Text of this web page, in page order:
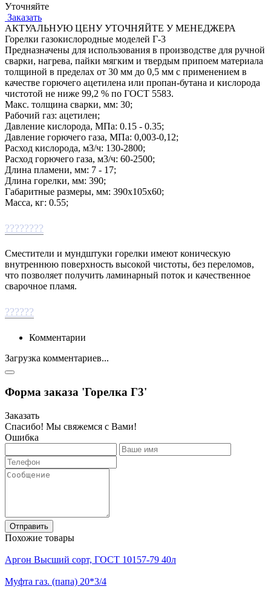
Уточняйте
Заказать
АКТУАЛЬНУЮ ЦЕНУ УТОЧНЯЙТЕ У МЕНЕДЖЕРА
Горелки газокислородные моделей Г-3
Предназначены для использования в производстве для ручной
сварки, нагрева, пайки мягким и твердым припоем материала
толщиной в пределах от 30 мм до 0,5 мм с применением в
качестве горючего ацетилена или пропан-бутана и кислорода
чистотой не ниже 99,2 % по ГОСТ 5583.
Макс. толщина сварки, мм: 30;
Рабочий газ: ацетилен;
Давление кислорода, МПа: 0.15 - 0.35;
Давление горючего газа, МПа: 0,003-0,12;
Расход кислорода, м3/ч: 130-2800;
Расход горючего газа, м3/ч: 60-2500;
Длина пламени, мм: 7 - 17;
Длина горелки, мм: 390;
Габаритные размеры, мм: 390х105х60;
Масса, кг: 0.55;
????????
Сместители и мундштуки горелки имеют коническую
внутреннюю поверхность высокой чистоты, без переломов,
что позволяет получить ламинарный поток и качественное
сварочное пламя.
??????
Комментарии
Загрузка комментариев...
Форма заказа 'Горелка Г3'
Заказать
Спасибо! Мы свяжемся с Вами!
Ошибка
Отправить
Похожие товары
Аргон Высший сорт, ГОСТ 10157-79 40л
Муфта газ. (папа) 20*3/4